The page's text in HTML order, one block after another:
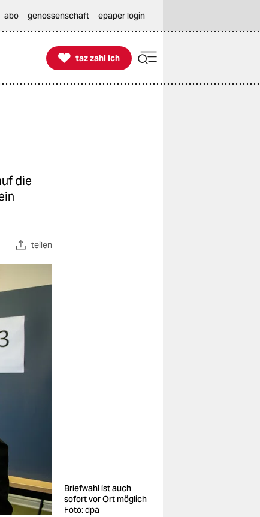
abo genossenschaft epaper login

taz zahl ich
taz zahl ich
die
teilen
Briefwahl ist auch
sofort vor Ort möglich
Foto: dpa